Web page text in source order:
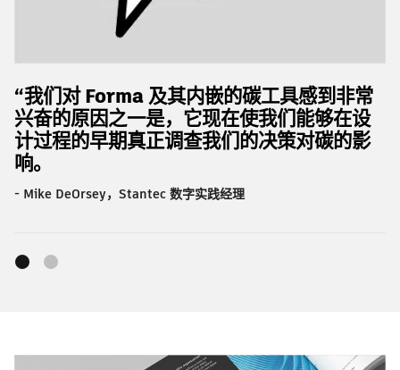
“我们对 Forma 及其内嵌的碳工具感到非常
兴奋的原因之一是，它现在使我们能够在设
计过程的早期真正调查我们的决策对碳的影
响。
- Mike DeOrsey，Stantec 数字实践经理